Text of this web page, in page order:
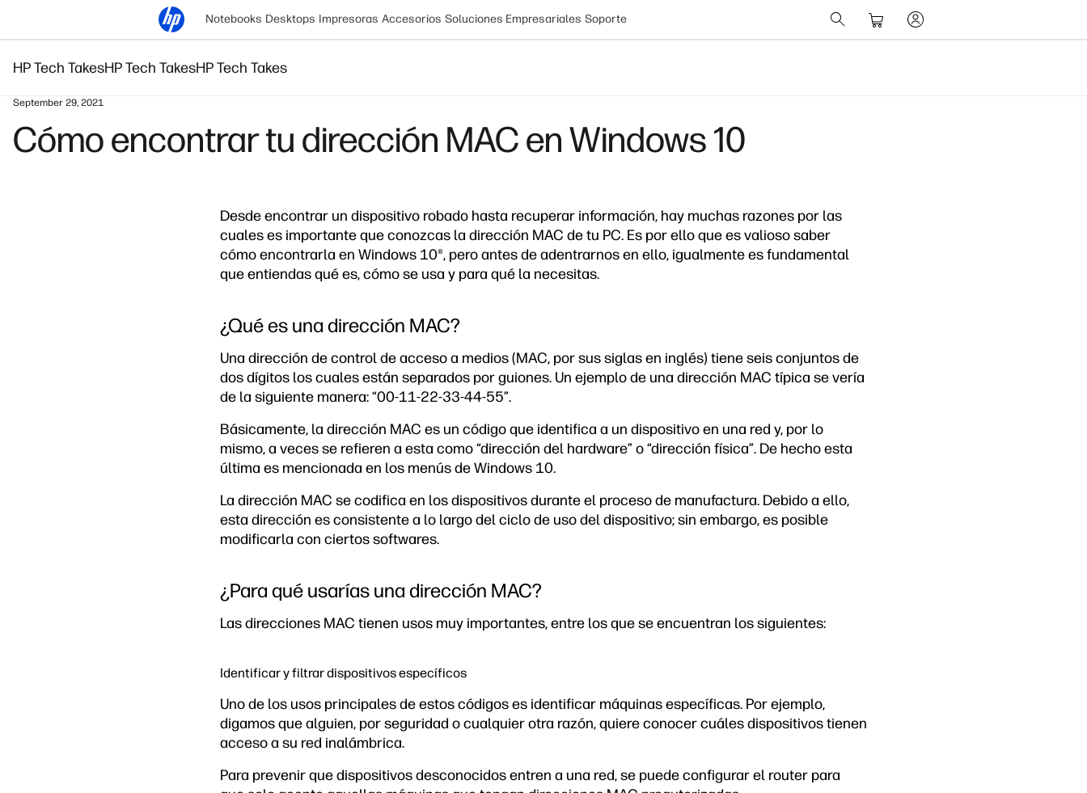
Notebooks Desktops Impresoras Accesorios Soluciones Empresariales Soporte
HP Tech TakesHP Tech TakesHP Tech Takes
September 29, 2021
Cómo encontrar tu dirección MAC en Windows 10
Desde encontrar un dispositivo robado hasta recuperar información, hay muchas razones por las
cuales es importante que conozcas la dirección MAC de tu PC. Es por ello que es valioso saber
cómo encontrarla en Windows 10®, pero antes de adentrarnos en ello, igualmente es fundamental
que entiendas qué es, cómo se usa y para qué la necesitas.
¿Qué es una dirección MAC?
Una dirección de control de acceso a medios (MAC, por sus siglas en inglés) tiene seis conjuntos de
dos dígitos los cuales están separados por guiones. Un ejemplo de una dirección MAC típica se vería
de la siguiente manera: “00-11-22-33-44-55”.
Básicamente, la dirección MAC es un código que identifica a un dispositivo en una red y, por lo
mismo, a veces se refieren a esta como “dirección del hardware” o “dirección física”. De hecho esta
última es mencionada en los menús de Windows 10.
La dirección MAC se codifica en los dispositivos durante el proceso de manufactura. Debido a ello,
esta dirección es consistente a lo largo del ciclo de uso del dispositivo; sin embargo, es posible
modificarla con ciertos softwares.
¿Para qué usarías una dirección MAC?
Las direcciones MAC tienen usos muy importantes, entre los que se encuentran los siguientes:
Identificar y filtrar dispositivos específicos
Uno de los usos principales de estos códigos es identificar máquinas específicas. Por ejemplo,
digamos que alguien, por seguridad o cualquier otra razón, quiere conocer cuáles dispositivos tienen
acceso a su red inalámbrica.
Para prevenir que dispositivos desconocidos entren a una red, se puede configurar el router para